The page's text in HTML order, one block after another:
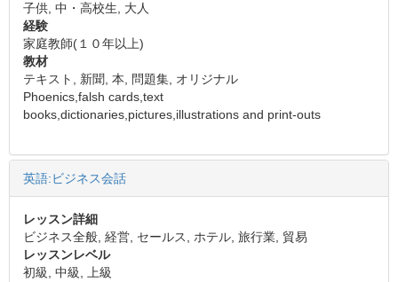
子供, 中・高校生, 大人
経験
家庭教師(１０年以上)
教材
テキスト, 新聞, 本, 問題集, オリジナル
Phoenics,falsh cards,text
books,dictionaries,pictures,illustrations and print-outs
英語:ビジネス会話
レッスン詳細
ビジネス全般, 経営, セールス, ホテル, 旅行業, 貿易
レッスンレベル
初級, 中級, 上級